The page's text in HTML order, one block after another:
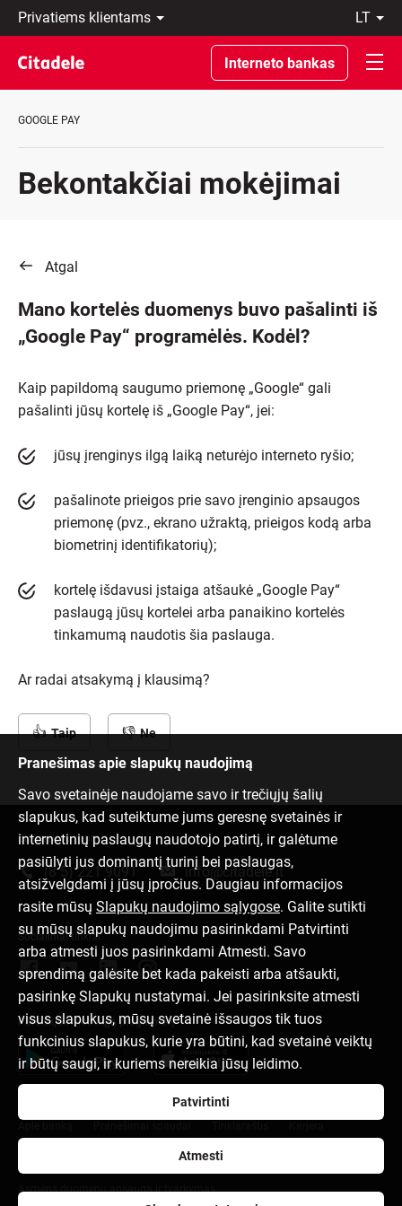
Privatiems
klientams
Verslo
klientams
Private
Apie
REWARDS
lt
LT
EN
Interneto bankas
GOOGLE PAY
Bekontakčiai mokėjimai
Atgal
Mano kortelės duomenys buvo pašalinti iš
„Google Pay“ programėlės. Kodėl?
Kaip papildomą saugumo priemonę „Google“ gali
pašalinti jūsų kortelę iš „Google Pay“, jei:
jūsų įrenginys ilgą laiką neturėjo interneto ryšio;
pašalinote prieigos prie savo įrenginio apsaugos
priemonę (pvz., ekrano užraktą, prieigos kodą arba
biometrinį identifikatorių);
kortelę išdavusi įstaiga atšaukė „Google Pay“
paslaugą jūsų kortelei arba panaikino kortelės
tinkamumą naudotis šia paslauga.
Ar radai atsakymą į klausimą?
Taip Ne
Pranešimas apie slapukų naudojimą
Savo svetainėje naudojame savo ir trečiųjų šalių
slapukus, kad suteiktume jums geresnę svetainės ir
internetinių paslaugų naudotojo patirtį, ir galėtume
pasiūlyti jus dominantį turinį bei paslaugas,
atsižvelgdami į jūsų įpročius. Daugiau informacijos
rasite mūsų Slapukų naudojimo sąlygose. Galite sutikti
su mūsų slapukų naudojimu pasirinkdami Patvirtinti
arba atmesti juos pasirinkdami Atmesti. Savo
sprendimą galėsite bet kada pakeisti arba atšaukti,
pasirinkę Slapukų nustatymai. Jei pasirinksite atmesti
visus slapukus, mūsų svetainė išsaugos tik tuos
funkcinius slapukus, kurie yra būtini, kad svetainė veiktų
ir būtų saugi, ir kuriems nereikia jūsų leidimo.
Patvirtinti
Atmesti
Susisiek su mumis
(8 5) 221 9091 info@citadele.lt
Socialiniai tinklai
Parsisiųsk mobiliąją programėlę
Slapukų nuostatos